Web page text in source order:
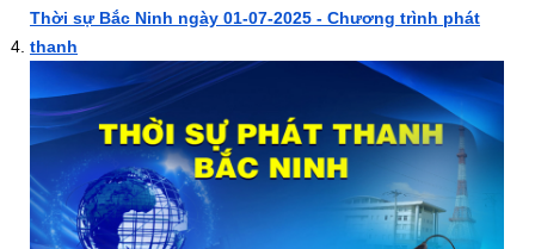
Thời sự Bắc Ninh ngày 01-07-2025 - Chương trình phát
thanh